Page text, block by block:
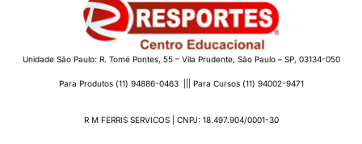
Unidade São Paulo: R. Tomé Pontes, 55 – Vila Prudente, São Paulo – SP, 03134-050
Para Produtos (11) 94886-0463 ||| Para Cursos (11) 94002-9471
R M FERRIS SERVICOS | CNPJ: 18.497.904/0001-30